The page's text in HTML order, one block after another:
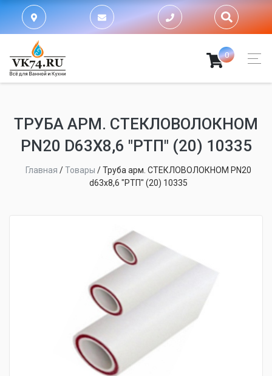
0
ТРУБА АРМ. СТЕКЛОВОЛОКНОМ
PN20 D63Х8,6 "РТП" (20) 10335
Главная /Товары /Труба арм. СТЕКЛОВОЛОКНОМ PN20
d63х8,6 "РТП" (20) 10335